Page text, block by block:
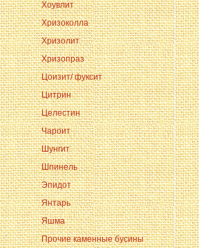
Хоувлит
Хризоколла
Хризолит
Хризопраз
Цоизит/ фуксит
Цитрин
Целестин
Чароит
Шунгит
Шпинель
Эпидот
Янтарь
Яшма
Прочие каменные бусины